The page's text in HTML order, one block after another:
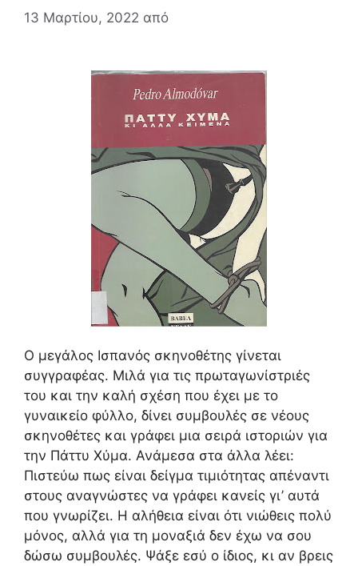
13 Μαρτίου, 2022 από
Ο μεγάλος Ισπανός σκηνοθέτης γίνεται
συγγραφέας. Μιλά για τις πρωταγωνίστριές
του και την καλή σχέση που έχει με το
γυναικείο φύλλο, δίνει συμβουλές σε νέους
σκηνοθέτες και γράφει μια σειρά ιστοριών για
την Πάττυ Χύμα. Ανάμεσα στα άλλα λέει:
Πιστεύω πως είναι δείγμα τιμιότητας απέναντι
στους αναγνώστες να γράφει κανείς γι’ αυτά
που γνωρίζει. Η αλήθεια είναι ότι νιώθεις πολύ
μόνος, αλλά για τη μοναξιά δεν έχω να σου
δώσω συμβουλές. Ψάξε εσύ ο ίδιος, κι αν βρεις